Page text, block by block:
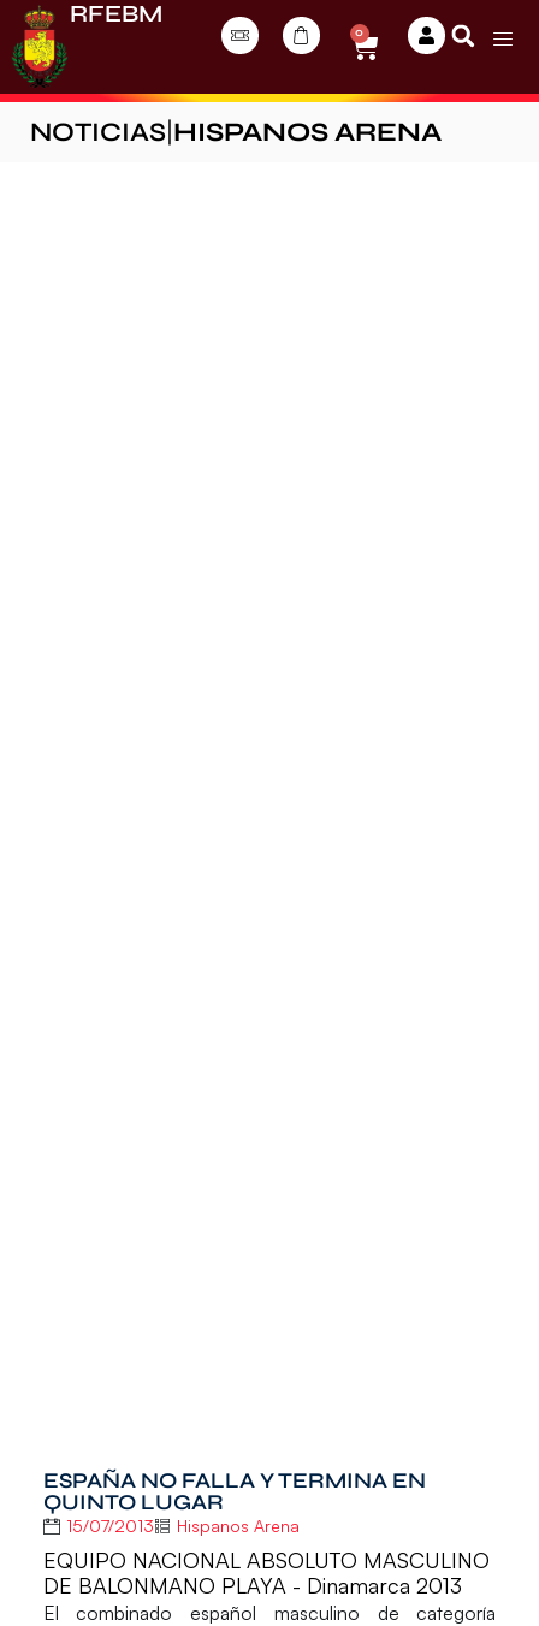
RFEBM
0
NOTICIAS HISPANOS ARENA
ESPAÑA NO FALLA Y TERMINA EN
QUINTO LUGAR
15/07/2013 Hispanos Arena
EQUIPO NACIONAL ABSOLUTO MASCULINO
DE BALONMANO PLAYA - Dinamarca 2013
El combinado español masculino de categoría